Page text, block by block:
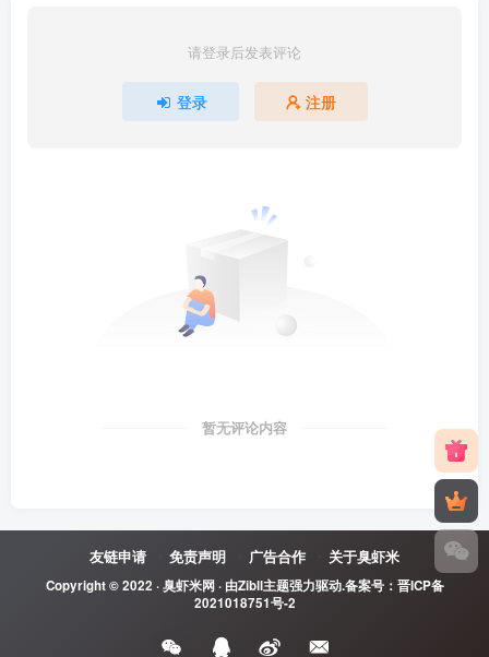
请登录后发表评论
登录 注册
暂无评论内容
友链申请 免责声明 广告合作 关于臭虾米
Copyright © 2022 ·臭虾米网· 由Zibll主题强力驱动.备案号： 晋ICP备
2021018751号-2